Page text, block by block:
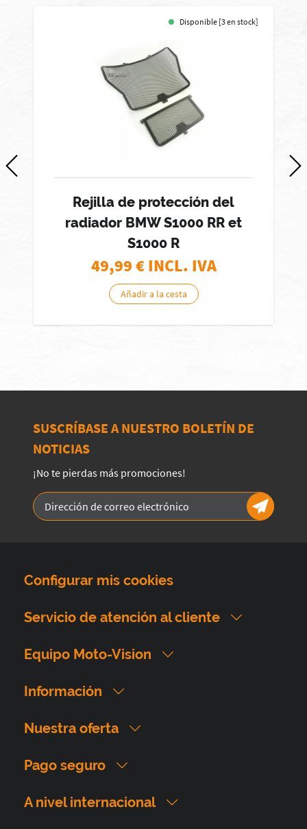
Disponible [3 en stock]
Rejilla de protección del
radiador BMW S1000 RR et
S1000 R
49,99€ INCL. IVA
Añadir a la cesta
SUSCRÍBASE A NUESTRO BOLETÍN DE
NOTICIAS
¡No te pierdas más promociones!
Configurar mis cookies
Servicio de atención al cliente
Equipo Moto-Vision
Información
Nuestra oferta
Pago seguro
A nivel internacional